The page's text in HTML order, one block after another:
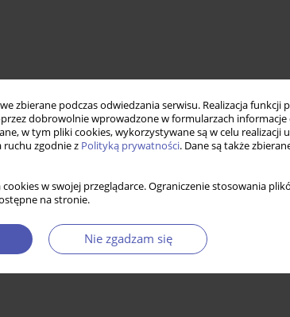
zbierane podczas odwiedzania serwisu. Realizacja
dobrowolnie wprowadzone w formularzach
w tym pliki cookies, wykorzystywane są w celu
zgodnie z Polityką prywatności. Dane są także
w swojej przeglądarce. Ograniczenie stosowania
na stronie.
Nie zgadzam się